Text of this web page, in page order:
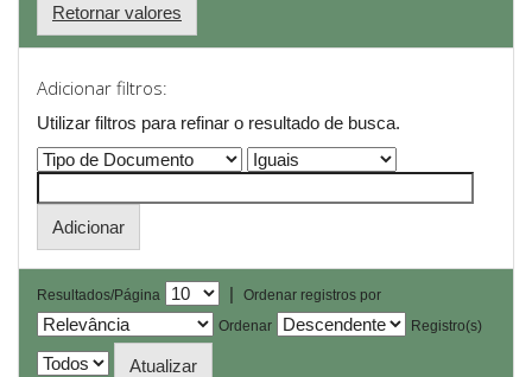
Retornar valores
Adicionar filtros:
Utilizar filtros para refinar o resultado de busca.
Resultados/Página |
Ordenar registros por
Ordenar
Registro(s)